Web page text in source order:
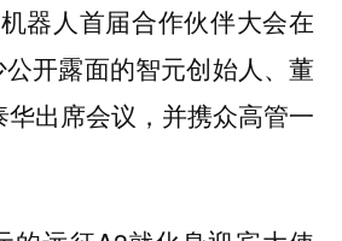
器人首届合作伙伴大会在
公开露面的智元创始人、董
出席会议，并携众高管一